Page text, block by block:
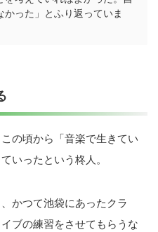
った」とふり返っていま
の頃から「音楽で生きてい
いったという柊人。
かつて池袋にあったクラ
ブの練習をさせてもらうな